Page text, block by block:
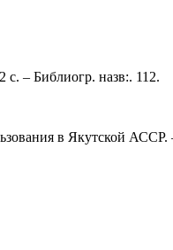
– Библиогр. назв:. 112.
в Якутской